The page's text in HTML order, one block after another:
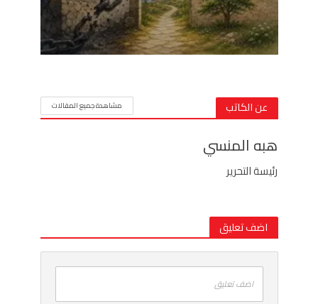
عن الكاتب مشاهدة جميع المقالات
هبه المنسي
رئيسة التحرير
اضف تعليق
اضف تعليق